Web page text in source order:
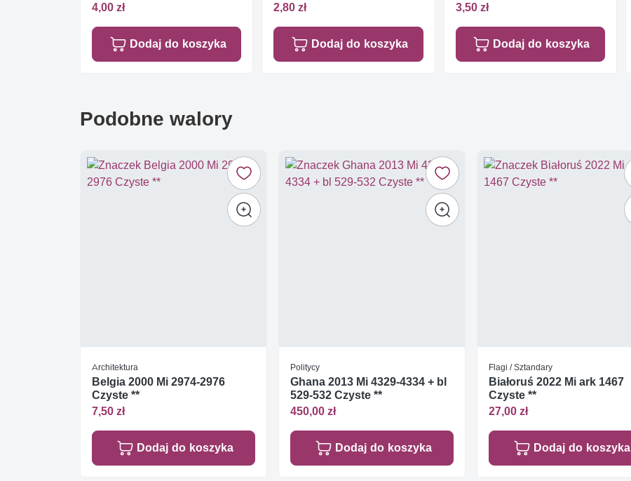
4,00 zł
Dodaj do koszyka
2,80 zł
Dodaj do koszyka
3,50 zł
Dodaj do koszyka
Podobne walory
Architektura
Belgia 2000 Mi 2974-2976
Czyste **
7,50 zł
Dodaj do koszyka
Politycy
Ghana 2013 Mi 4329-4334 + bl
529-532 Czyste **
450,00 zł
Dodaj do koszyka
Flagi / Sztandary
Białoruś 2022 Mi ark 1467
Czyste **
27,00 zł
Dodaj do koszyka